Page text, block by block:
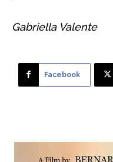
Gabriella Valente
Facebook